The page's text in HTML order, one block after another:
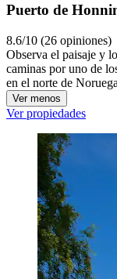
Puerto de
8.6/10 (26 opiniones)
Observa el paisaje y
caminas por uno de
en el norte de
Ver menos
Ver propiedades